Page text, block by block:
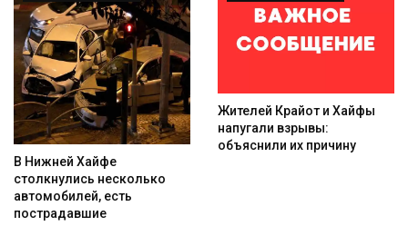
В Нижней Хайфе
столкнулись несколько
автомобилей, есть
пострадавшие
Жителей Крайот и Хайфы
напугали взрывы:
объяснили их причину